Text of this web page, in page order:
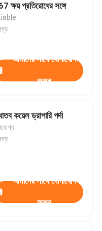
প্রতিরোধের সঙ্গে
আমাদের সাথে যোগাযোগ
করুন
কয়েল ড্রাপারি পর্দা
আমাদের সাথে যোগাযোগ
করুন